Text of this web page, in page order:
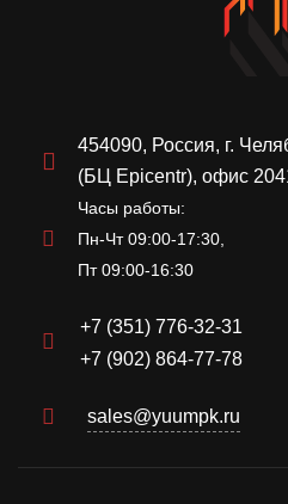
454090, Россия, г.
(БЦ Epicentr), офис
Часы работы:
Пн-Чт 09:00-17:30,
Пт 09:00-16:30
+7 (351) 776-32-31
+7 (902) 864-77-78
sales@yuumpk.ru